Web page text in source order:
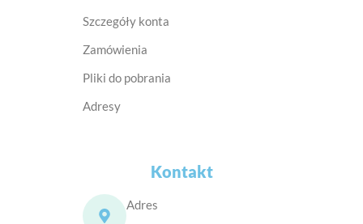
Szczegóły konta
Zamówienia
Pliki do pobrania
Adresy
Kontakt
Adres